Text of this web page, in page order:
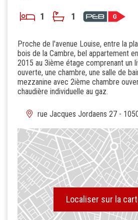
1 1
Proche de l'avenue Louise, entre la
bois de la Cambre, bel appartement
2015 au 3ième étage comprenant un
ouverte, une chambre, une salle de
mezzanine avec 2ième chambre
chaudière individuelle au gaz.
rue Jacques Jordaens 27 -
Localiser sur la